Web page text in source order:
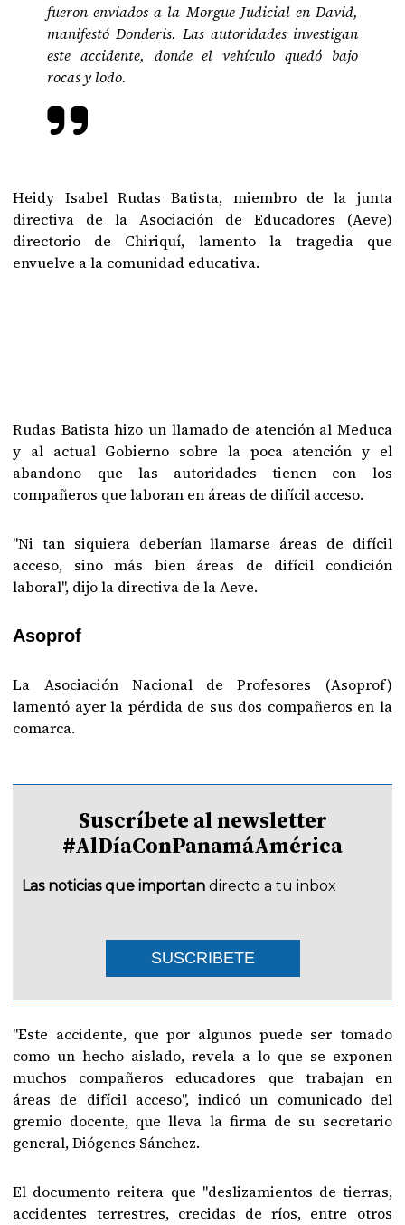
fueron enviados a la Morgue Judicial en David,
manifestó Donderis. Las autoridades investigan
este accidente, donde el vehículo quedó bajo
rocas y lodo.
Heidy Isabel Rudas Batista, miembro de la junta
directiva de la Asociación de Educadores (Aeve)
directorio de Chiriquí, lamento la tragedia que
envuelve a la comunidad educativa.
Rudas Batista hizo un llamado de atención al Meduca
y al actual Gobierno sobre la poca atención y el
abandono que las autoridades tienen con los
compañeros que laboran en áreas de difícil acceso.
"Ni tan siquiera deberían llamarse áreas de difícil
acceso, sino más bien áreas de difícil condición
laboral", dijo la directiva de la Aeve.
Asoprof
La Asociación Nacional de Profesores (Asoprof)
lamentó ayer la pérdida de sus dos compañeros en la
comarca.
Suscríbete al newsletter
#AlDíaConPanamáAmérica
Las noticias que importan directo a tu inbox
SUSCRIBETE
"Este accidente, que por algunos puede ser tomado
como un hecho aislado, revela a lo que se exponen
muchos compañeros educadores que trabajan en
áreas de difícil acceso", indicó un comunicado del
gremio docente, que lleva la firma de su secretario
general, Diógenes Sánchez.
El documento reitera que "deslizamientos de tierras,
accidentes terrestres, crecidas de ríos, entre otros